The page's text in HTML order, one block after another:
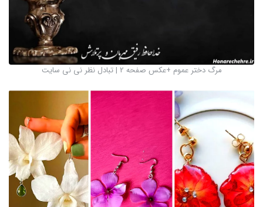
مرگ دختر عموم +عکس صفحه 2 | تبادل نظر نی نی سایت